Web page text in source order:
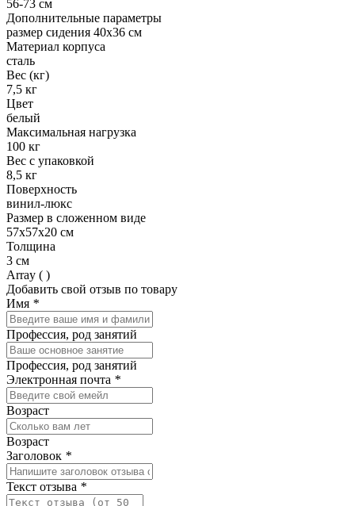
56-73 см
Дополнительные параметры
размер сидения 40х36 см
Материал корпуса
сталь
Вес (кг)
7,5 кг
Цвет
белый
Максимальная нагрузка
100 кг
Вес с упаковкой
8,5 кг
Поверхность
винил-люкс
Размер в сложенном виде
57х57х20 см
Толщина
3 см
Array ( )
Добавить свой отзыв по товару
Имя *
Профессия, род занятий
Профессия, род занятий
Электронная почта *
Возраст
Возраст
Заголовок *
Текст отзыва *